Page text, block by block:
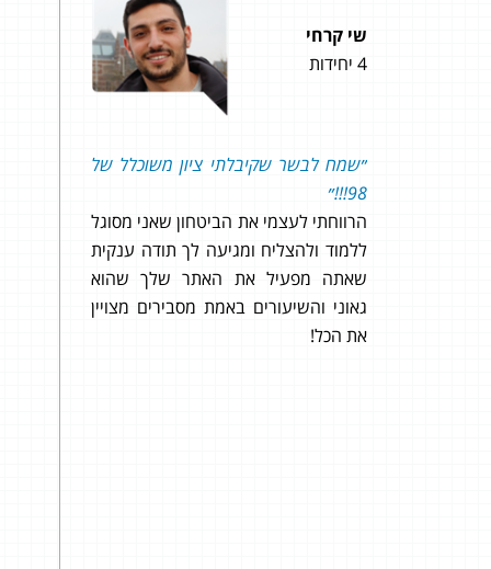
לבשר שקיבלתי ציון משוכלל של
לעצמי את הביטחון שאני מסוגל
ולהצליח ומגיעה לך תודה ענקית
מפעיל את האתר שלך שהוא
והשיעורים באמת מסבירים מצויין
אור שמשיאן
4 יחידות
עשיתי את המבחן
בזכותכם. תודה רבה